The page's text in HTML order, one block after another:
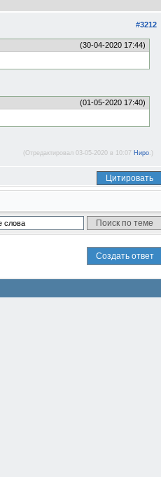
#3212
(30-04-2020 17:44)
(01-05-2020 17:40)
(Отредактировал 03-05-2020 в 10:07 Ниро.)
Цитировать
Создать ответ